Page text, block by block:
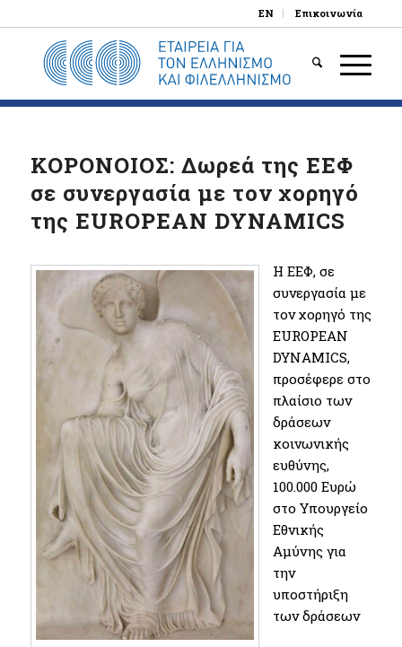
EN Επικοινωνία
ΚΟΡΟΝΟΙΟΣ: Δωρεά της ΕΕΦ
σε συνεργασία με τον χορηγό
της EUROPEAN DYNAMICS
Η ΕΕΦ, σε
συνεργασία με
τον χορηγό της
EUROPEAN
DYNAMICS,
προσέφερε στο
πλαίσιο των
δράσεων
κοινωνικής
ευθύνης,
100.000 Ευρώ
στο Υπουργείο
Εθνικής
Αμύνης για
την
υποστήριξη
των δράσεων